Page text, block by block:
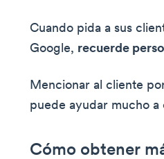
Cuando pida a sus
Google, recuerde
Mencionar al cliente
puede ayudar mucho a
Cómo obtener